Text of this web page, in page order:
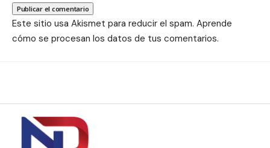
Este sitio usa Akismet para reducir el spam. Aprende
cómo se procesan los datos de tus comentarios.